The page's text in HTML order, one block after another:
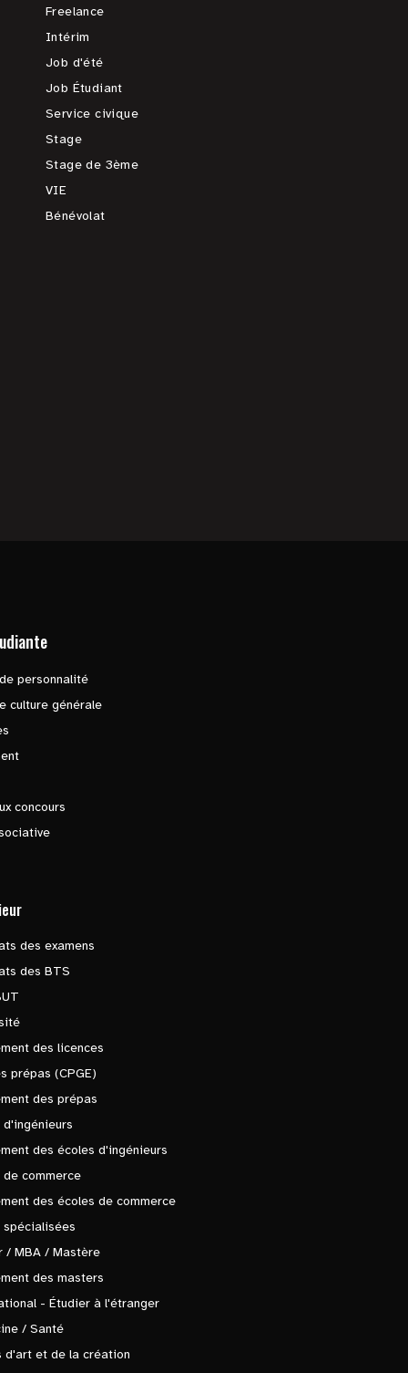
Freelance
Intérim
Job d'été
Job Étudiant
Service civique
Stage
Stage de 3ème
VIE
Bénévolat
personnalité
culture générale
concours
des examens
des BTS
des licences
prépas (CPGE)
des prépas
d'ingénieurs
des écoles d'ingénieurs
de commerce
des écoles de commerce
spécialisées
/ MBA / Mastère
des masters
- Étudier à l'étranger
/ Santé
d'art et de la création